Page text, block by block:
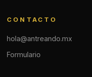
CONTACTO
hola@antreando.mx
Formulario